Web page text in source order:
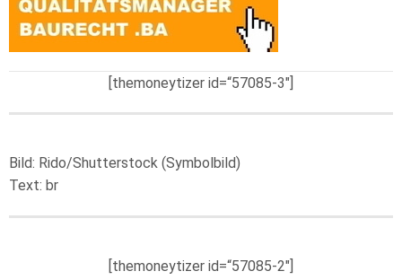
[themoneytizer id=“57085-3″]
Bild: Rido/Shutterstock (Symbolbild)
Text: br
[themoneytizer id=“57085-2″]